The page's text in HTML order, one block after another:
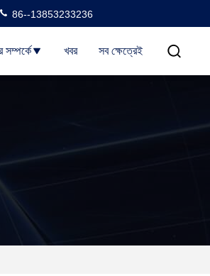
86--13853233236
সম্পর্কে খবর সব ক্ষেত্রেই